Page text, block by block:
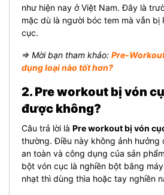
như hiện nay ở Việt Nam. Đây là
mặc dù là người bóc tem mà vẫn bị
cục.
⇒ Mời bạn tham khảo: Pre-
dụng loại nào tốt hơn?
2. Pre workout bị vón
được không?
Câu trả lời là Pre workout bị vón
thường. Điều này không ảnh hưởng
an toàn và công dụng của sản
bột vón cục là nghiền bột bằng
nhạt thì dùng thìa hoặc tay nghiền